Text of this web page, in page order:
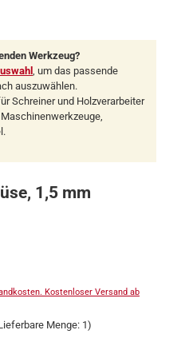
Werkzeug?
, um das passende
auszuwählen.
Schreiner und Holzverarbeiter
1,5 mm
Kostenloser Versand ab
Menge: 1)